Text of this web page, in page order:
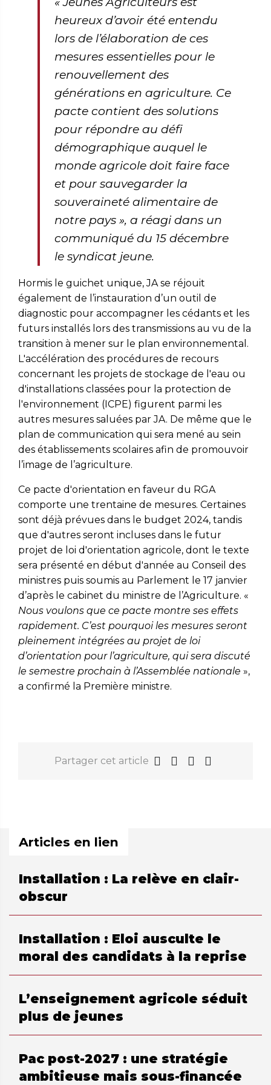
heureux d’avoir été entendu
lors de l’élaboration de ces
mesures essentielles pour le
renouvellement des
générations en agriculture. Ce
pacte contient des solutions
pour répondre au défi
démographique auquel le
monde agricole doit faire face
et pour sauvegarder la
souveraineté alimentaire de
notre pays », a réagi dans un
communiqué du 15 décembre
le syndicat jeune.
Hormis le guichet unique, JA se réjouit
également de l’instauration d’un outil de
diagnostic pour accompagner les cédants et les
futurs installés lors des transmissions au vu de la
transition à mener sur le plan environnemental.
L'accélération des procédures de recours
concernant les projets de stockage de l'eau ou
d'installations classées pour la protection de
l'environnement (ICPE) figurent parmi les
autres mesures saluées par JA. De même que le
plan de communication qui sera mené au sein
des établissements scolaires afin de promouvoir
l’image de l’agriculture.
Ce pacte d'orientation en faveur du RGA
comporte une trentaine de mesures. Certaines
sont déjà prévues dans le budget 2024, tandis
que d'autres seront incluses dans le futur
projet de loi d'orientation agricole, dont le texte
sera présenté en début d'année au Conseil des
ministres puis soumis au Parlement le 17 janvier
d’après le cabinet du ministre de l’Agriculture. «
Nous voulons que ce pacte montre ses effets
rapidement. C’est pourquoi les mesures seront
pleinement intégrées au projet de loi
d’orientation pour l’agriculture, qui sera discuté
le semestre prochain à l’Assemblée nationale »,
a confirmé la Première ministre.
Partager cet article
Articles en lien
Installation : La relève en clair-
obscur
Installation : Eloi ausculte le
moral des candidats à la reprise
L’enseignement agricole séduit
plus de jeunes
Pac post-2027 : une stratégie
ambitieuse mais sous-financée